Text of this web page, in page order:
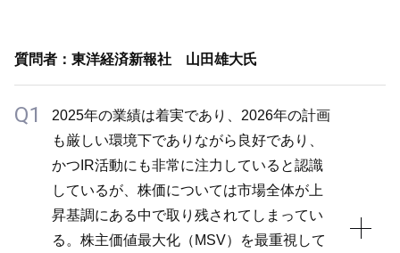
さらに、AIの活用もNIPSEA中国が最も進んでおり、
+HSDの成長目標をコミットしていることもあり、非
現実的な水準ではなく、実現可能と見込んでいます。
す。営業利益にも影響はありますが、主に売上収益に
り、第4四半期の円/人民元は2024年の21.3円に対して
2025年は22.1円で推移しており、為替換算で円ベー
スの売上が増加しました。
質問者：東洋経済新報社 山田雄大氏
Q1
2025年の業績は着実であり、2026年の計画
も厳しい環境下でありながら良好であり、
かつIR活動にも非常に注力していると認識
しているが、株価については市場全体が上
昇基調にある中で取り残されてしまってい
る。株主価値最大化（MSV）を最重視して